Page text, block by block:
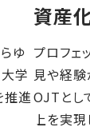
ゆ
学
推進
資産
プロフェ
見や経験
OJTとし
上を実現